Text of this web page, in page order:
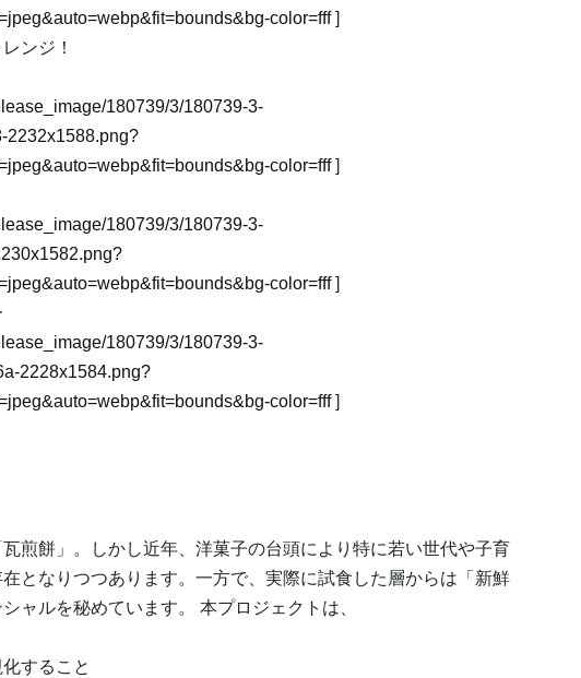
color=fff]
ンジ！
180739/3/180739-3-
2232x1588.png?
color=fff]
180739/3/180739-3-
color=fff]
180739/3/180739-3-
2228x1584.png?
color=fff]
煎餅」。しかし近年、洋菓子の台頭により特に若い世代や子育
となりつつあります。一方で、実際に試食した層からは「新鮮
ャルを秘めています。 本プロジェクトは、
すること